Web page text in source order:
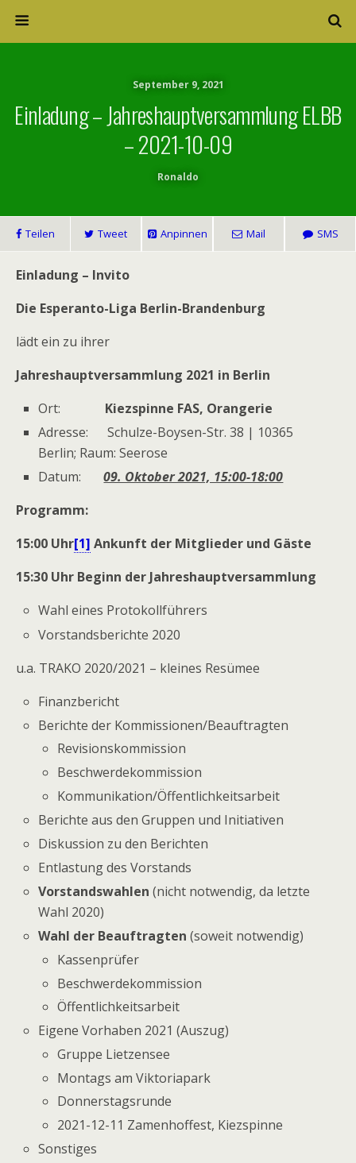
September 9, 2021
Einladung – Jahreshauptversammlung ELBB
– 2021-10-09
Ronaldo
Teilen Tweet Anpinnen Mail SMS
Einladung – Invito
Die Esperanto-Liga Berlin-Brandenburg
lädt ein zu ihrer
Jahreshauptversammlung 2021 in Berlin
Ort:
Kiezspinne FAS, Orangerie
Adresse:
Schulze-Boysen-Str. 38 | 10365
Berlin; Raum: Seerose
Datum:09. Oktober 2021, 15:00-18:00
Programm:
15:00 Uhr[1] Ankunft der Mitglieder und Gäste
15:30 Uhr Beginn der Jahreshauptversammlung
Wahl eines Protokollführers
Vorstandsberichte 2020
u.a. TRAKO 2020/2021 – kleines Resümee
Finanzbericht
Berichte der Kommissionen/Beauftragten
Revisionskommission
Beschwerdekommission
Kommunikation/Öffentlichkeitsarbeit
Berichte aus den Gruppen und Initiativen
Diskussion zu den Berichten
Entlastung des Vorstands
Vorstandswahlen(nicht notwendig, da letzte
Wahl 2020)
Wahl der Beauftragten (soweit notwendig)
Kassenprüfer
Beschwerdekommission
Öffentlichkeitsarbeit
Eigene Vorhaben 2021 (Auszug)
Gruppe Lietzensee
Montags am Viktoriapark
Donnerstagsrunde
2021-12-11 Zamenhoffest, Kiezspinne
Sonstiges